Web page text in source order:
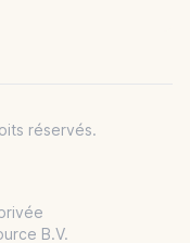
réservés.
B.V.